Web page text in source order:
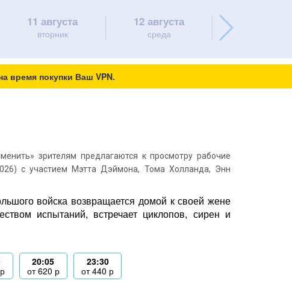
11 августа
вторник
12 августа
среда
время покупки Ваш VPN.
зрителям предлагаются к просмотру рабочие
с участием Мэтта Дэймона, Тома Холланда, Энн
войска возвращается домой к своей жене
испытаний, встречает циклопов, сирен и
р
20:05
от620 р
23:30
от440 р